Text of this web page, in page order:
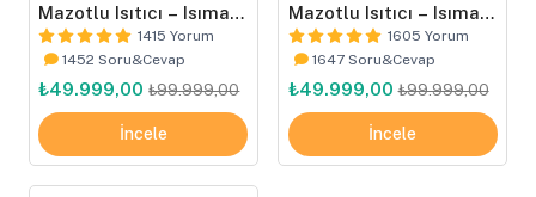
Mazotlu Isıtıcı – Isımak
Tip
1415 Yorum
1452 Soru&Cevap
₺49.999,00 ₺99.999,00
İncele
Mazotlu Isıtıcı – Isımak
Tip
1605 Yorum
1647 Soru&Cevap
₺49.999,00 ₺99.999,00
İncele